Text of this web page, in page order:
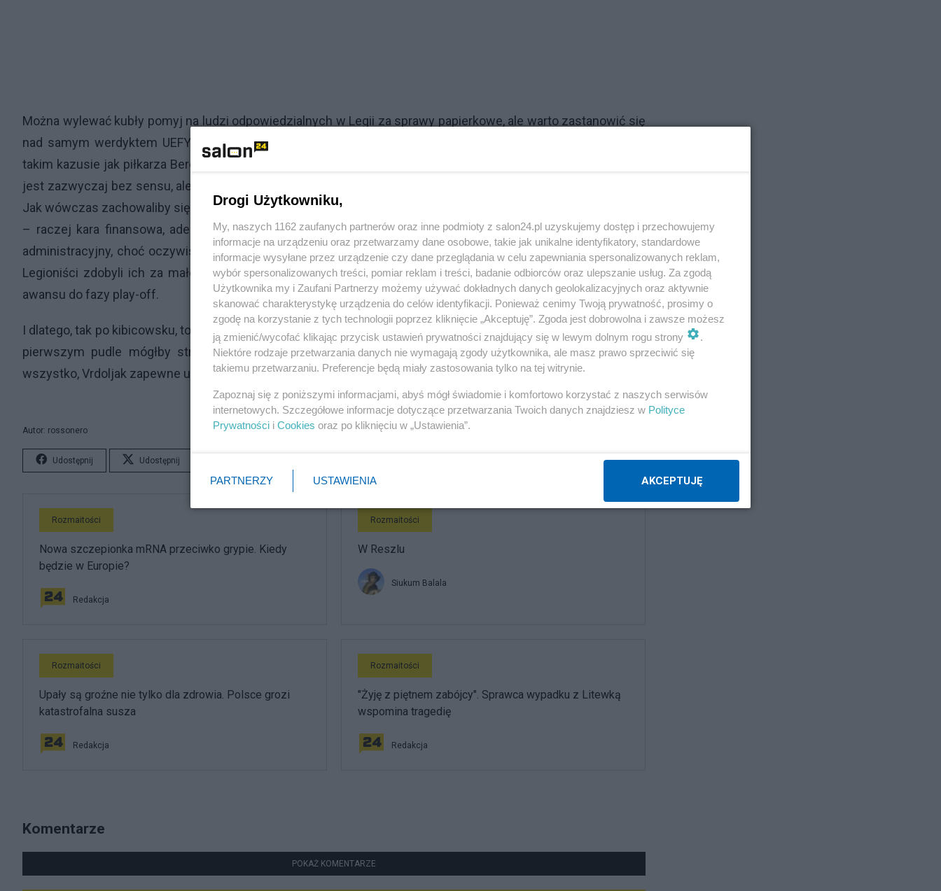
Można wylewać kubły pomyj na ludzi odpowiedzialnych w Legii za sprawy papierkowe, ale warto zastanowić się
nad samym werdyktem UEFY i prawem które stanowi oraz egzekwuje. Bezwzględnie obecne przepisy przy
takim kazusie jak piłkarza Bereszyńskiego, nadają się wyłącznie do niszczarki. Dlaczego? Owszem, „gdybanie”
jest zazwyczaj bez sensu, ale spróbujmy wyobrazić sobie sytuację, że Legia w Warszawie pokonuje Celtic 3:0.
Jak wówczas zachowaliby się przedstawiciele komisji UEFA? Dogrywka? W przyspieszonym trybie? Wolne żarty
– raczej kara finansowa, adekwatna do przewinienia. Sądzę, że furtkę do walkoweru otworzył nie tyle błąd
administracyjny, choć oczywisty, ale właśnie wynik meczu na Łazienkowskiej, gdzie Szkoci strzelili gola, albo
Legioniści zdobyli ich za mało, bo przy wynikach 4:0, 6:1 cz 5:1 nie byłoby sposobu odebrać warszawiakom
awansu do fazy play-off.
I dlatego, tak po kibicowsku, to niezwykle szkoda braku goli z rzutów karnych oraz uporu niejakiego Vrdoljaka; po
pierwszym pudle mógłby strzelać Radović. Był w gazie, kręcił Celtami jak chciał, wychodziło mu niemal
wszystko, Vrdoljak zapewne uniknąłby kompromitacji a Serb ustrzeliłby hat-tricka.
Autor: rossonero
Udostępnij Udostępnij
Rozmaitości
Nowa szczepionka mRNA przeciwko grypie. Kiedy
będzie w Europie?
Redakcja
Rozmaitości
W Reszlu
Siukum Balala
Rozmaitości
Upały są groźne nie tylko dla zdrowia. Polsce grozi
katastrofalna susza
Redakcja
Rozmaitości
"Żyję z piętnem zabójcy". Sprawca wypadku z Litewką
wspomina tragedię
Redakcja
Komentarze
POKAŻ KOMENTARZE
Drogi Użytkowniku,
My, naszych 1162 zaufanych partnerów oraz inne podmioty z salon24.pl uzyskujemy dostęp i przechowujemy
informacje na urządzeniu oraz przetwarzamy dane osobowe, takie jak unikalne identyfikatory, standardowe
informacje wysyłane przez urządzenie czy dane przeglądania w celu zapewniania spersonalizowanych reklam,
wybór spersonalizowanych treści, pomiar reklam i treści, badanie odbiorców oraz ulepszanie usług. Za zgodą
Użytkownika my i Zaufani Partnerzy możemy używać dokładnych danych geolokalizacyjnych oraz aktywnie
skanować charakterystykę urządzenia do celów identyfikacji. Ponieważ cenimy Twoją prywatność, prosimy o
zgodę na korzystanie z tych technologii poprzez kliknięcie „Akceptuję”. Zgoda jest dobrowolna i zawsze możesz
ją zmienić/wycofać klikając przycisk ustawień prywatności znajdujący się w lewym dolnym rogu strony
.
Niektóre rodzaje przetwarzania danych nie wymagają zgody użytkownika, ale masz prawo sprzeciwić się
takiemu przetwarzaniu. Preferencje będą miały zastosowania tylko na tej witrynie.
Zapoznaj się z poniższymi informacjami, abyś mógł świadomie i komfortowo korzystać z naszych serwisów
internetowych. Szczegółowe informacje dotyczące przetwarzania Twoich danych znajdziesz w Polityce
Prywatności i Cookies oraz po kliknięciu w „Ustawienia”.
PARTNERZY USTAWIENIA AKCEPTUJĘ